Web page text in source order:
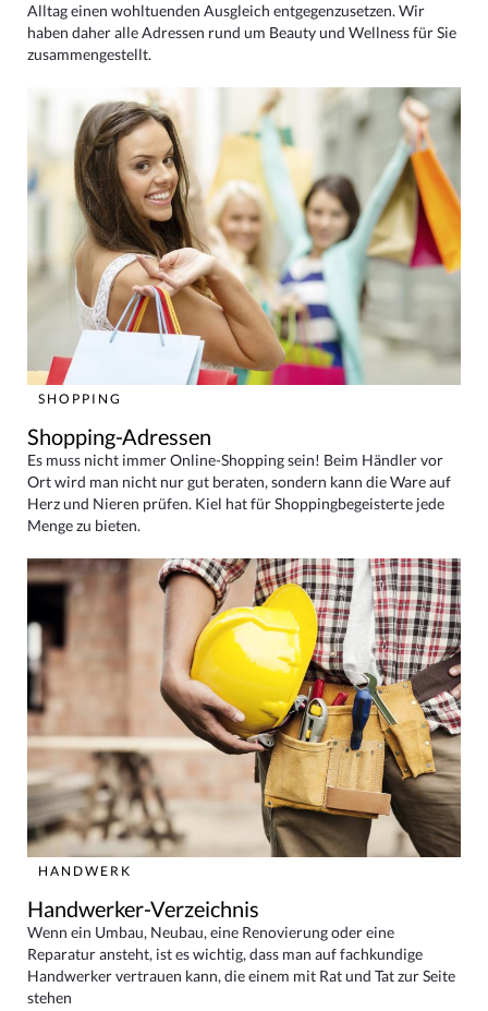
Alltag einen wohltuenden Ausgleich entgegenzusetzen. Wir
haben daher alle Adressen rund um Beauty und Wellness für Sie
zusammengestellt.
SHOPPING
Shopping-Adressen
Es muss nicht immer Online-Shopping sein! Beim Händler vor
Ort wird man nicht nur gut beraten, sondern kann die Ware auf
Herz und Nieren prüfen. Kiel hat für Shoppingbegeisterte jede
Menge zu bieten.
HANDWERK
Handwerker-Verzeichnis
Wenn ein Umbau, Neubau, eine Renovierung oder eine
Reparatur ansteht, ist es wichtig, dass man auf fachkundige
Handwerker vertrauen kann, die einem mit Rat und Tat zur Seite
stehen